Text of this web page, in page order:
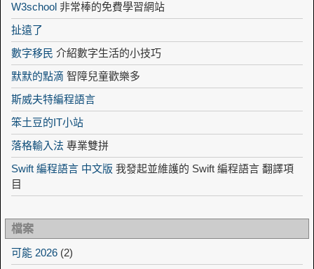
W3school 非常棒的免費學習網站
扯遠了
數字移民 介紹數字生活的小技巧
默默的點滴 智障兒童歡樂多
斯威夫特編程語言
笨土豆的IT小站
落格輸入法 專業雙拼
Swift 編程語言 中文版 我發起並維護的 Swift 編程語言 翻譯項
目
檔案
可能 2026 (2)